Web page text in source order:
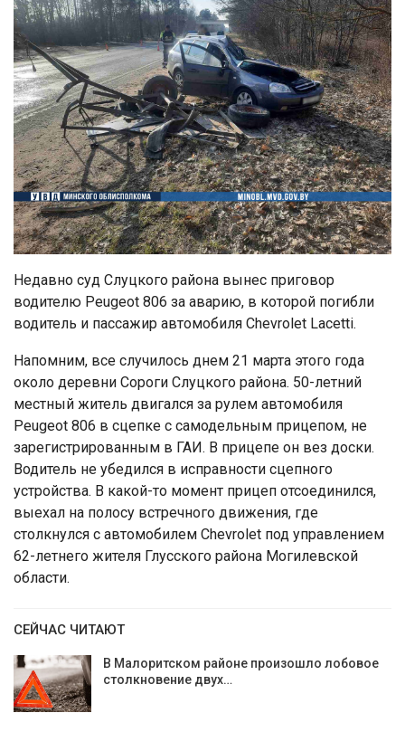
Недавно суд Слуцкого района вынес приговор
водителю Peugeot 806 за аварию, в которой погибли
водитель и пассажир автомобиля Chevrolet Lacetti.
Напомним, все случилось днем 21 марта этого года
около деревни Сороги Слуцкого района. 50-летний
местный житель двигался за рулем автомобиля
Peugeot 806 в сцепке с самодельным прицепом, не
зарегистрированным в ГАИ. В прицепе он вез доски.
Водитель не убедился в исправности сцепного
устройства. В какой-то момент прицеп отсоединился,
выехал на полосу встречного движения, где
столкнулся с автомобилем Chevrolet под управлением
62-летнего жителя Глусского района Могилевской
области.
СЕЙЧАС ЧИТАЮТ
В Малоритском районе произошло лобовое
столкновение двух…